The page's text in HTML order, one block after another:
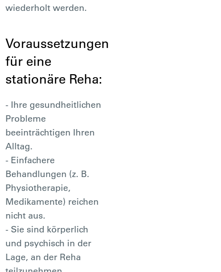
wiederholt werden.
Voraussetzungen
für eine
stationäre Reha:
- Ihre gesundheitlichen
Probleme
beeinträchtigen Ihren
Alltag.
- Einfachere
Behandlungen (z. B.
Physiotherapie,
Medikamente) reichen
nicht aus.
- Sie sind körperlich
und psychisch in der
Lage, an der Reha